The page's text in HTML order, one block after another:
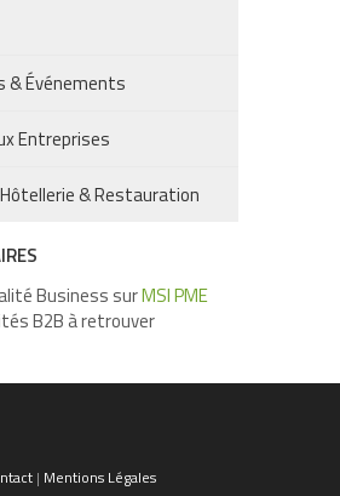
& Événements
Entreprises
& Restauration
Business surMSI PME
B2B à retrouver
| Mentions Légales